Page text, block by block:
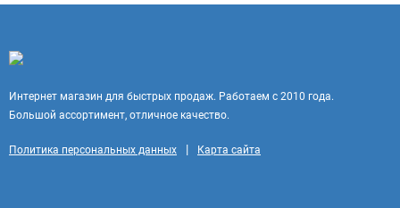
Интернет магазин для быстрых продаж. Работаем с 2010 года.
Большой ассортимент, отличное качество.
Политика персональных данных | Карта сайта